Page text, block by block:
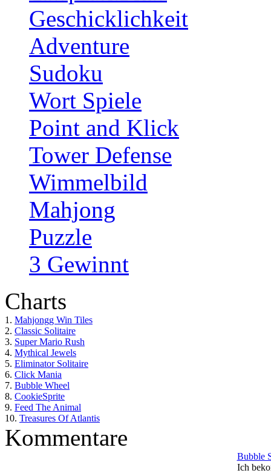
Geschicklichkeit
Adventure
Sudoku
Wort Spiele
Point and Klick
Tower Defense
Wimmelbild
Mahjong
Puzzle
3 Gewinnt
Charts
1. Mahjongg Win Tiles
2. Classic Solitaire
3. Super Mario Rush
4. Mythical Jewels
5. Eliminator Solitaire
6. Click Mania
7. Bubble Wheel
8. CookieSprite
9. Feed The Animal
10. Treasures Of Atlantis
Kommentare
Bubble
Ich